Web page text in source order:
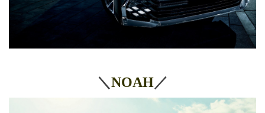
＼NOAH／